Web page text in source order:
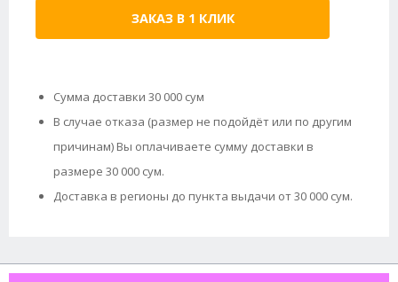
ЗАКАЗ В 1 КЛИК
Сумма доставки 30 000 сум
В случае отказа (размер не подойдёт или по другим
причинам) Вы оплачиваете сумму доставки в
размере 30 000 сум.
Доставка в регионы до пункта выдачи от 30 000 сум.